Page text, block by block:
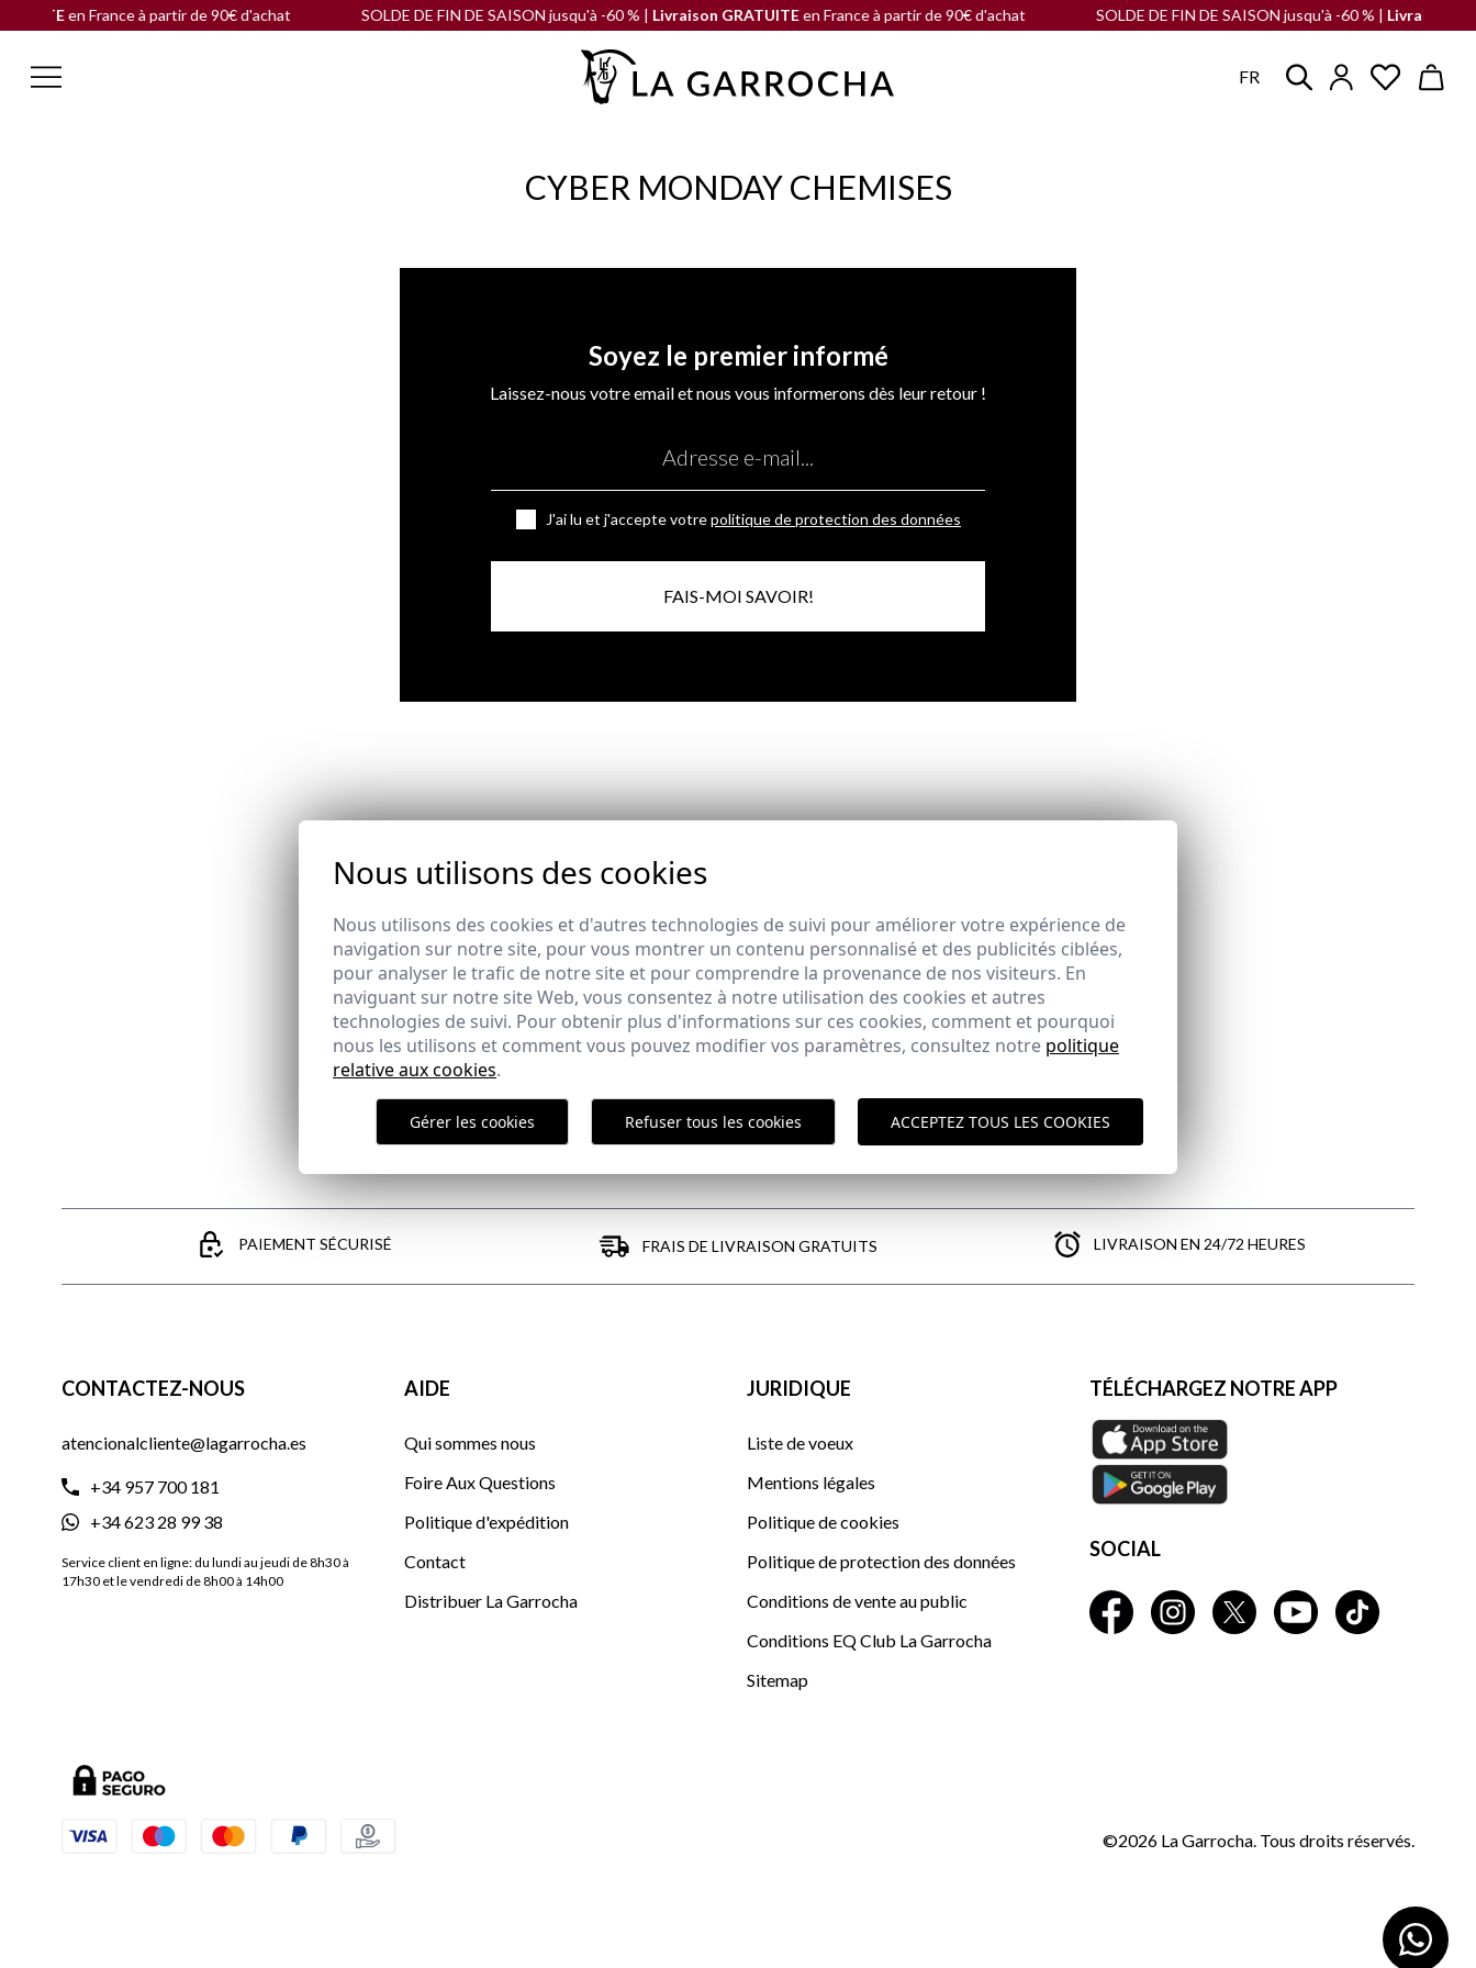
en France à partir de 90€ d'achat SOLDE DE FIN DE SAISON jusqu'à -60 % |Livraison GRATUITEen France à partir de 90€ d'achat SOLDE DE FIN DE SAISON jusqu'à -60 % |Livraison
FR
CYBER MONDAY CHEMISES
Soyez le premier informé
Laissez-nous votre email et nous vous informerons dès leur retour !
J'ai lu et j'accepte votrepolitique de protection des données
FAIS-MOI SAVOIR!
Abonnez-vous à notre Newsletter
J'ai lu et j'accepte votrepolitique de protection des données
PAIEMENT SÉCURISÉ FRAIS DE LIVRAISON GRATUITS LIVRAISON EN 24/72 HEURES
CONTACTEZ-NOUS
atencionalcliente@lagarrocha.es
+34 957 700 181
+34 623 28 99 38
Service client en ligne: du lundi au jeudi de 8h30 à
17h30 et le vendredi de 8h00 à 14h00
AIDE
Qui sommes nous
Foire Aux Questions
Politique d'expédition
Contact
Distribuer La Garrocha
JURIDIQUE
Liste de voeux
Mentions légales
Politique de cookies
Politique de protection des données
Conditions de vente au public
Conditions EQ Club La Garrocha
Sitemap
TÉLÉCHARGEZ NOTRE APP
SOCIAL
©2026 La Garrocha. Tous droits réservés.
Nous utilisons des cookies
Nous utilisons des cookies et d'autres technologies de suivi pour améliorer votre expérience de
navigation sur notre site, pour vous montrer un contenu personnalisé et des publicités ciblées,
pour analyser le trafic de notre site et pour comprendre la provenance de nos visiteurs. En
naviguant sur notre site Web, vous consentez à notre utilisation des cookies et autres
technologies de suivi. Pour obtenir plus d'informations sur ces cookies, comment et pourquoi
nous les utilisons et comment vous pouvez modifier vos paramètres, consultez notre politique
relative aux cookies.
Gérer les cookies Refuser tous les cookies ACCEPTEZ TOUS LES COOKIES